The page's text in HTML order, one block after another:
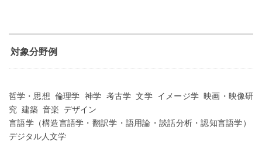
対象分野例
哲学・思想 倫理学 神学 考古学 文学 イメージ学 映画・映像研
究 建築 音楽 デザイン
言語学（構造言語学・翻訳学・語用論・談話分析・認知言語学）
デジタル人文学